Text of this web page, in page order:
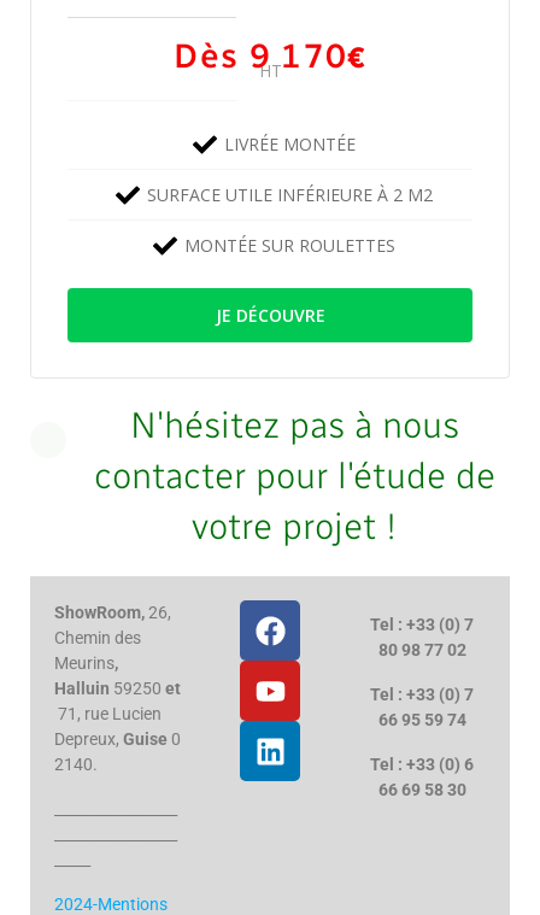
Dès 9 170€
HT
LIVRÉE MONTÉE
SURFACE UTILE INFÉRIEURE À 2 M2
MONTÉE SUR ROULETTES
JE DÉCOUVRE
N'hésitez pas à nous
contacter pour l'étude de
votre projet !
ShowRoom,26,
Chemin des
Meurins,
Halluin 59250 et
71, rue Lucien
Depreux, Guise 0
2140.
2024-Mentions
Tel : +33 (0) 7
80 98 77 02
Tel : +33 (0) 7
66 95 59 74
Tel : +33 (0) 6
66 69 58 30